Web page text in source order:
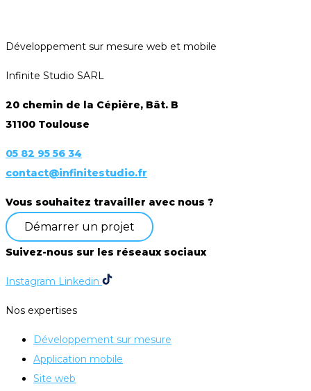
Développement sur mesure web et mobile
Infinite Studio SARL
20 chemin de la Cépière, Bât. B
31100 Toulouse
05 82 95 56 34
contact@infinitestudio.fr
Vous souhaitez travailler avec nous ?
Démarrer un projet
Suivez-nous sur les réseaux sociaux
Instagram Linkedin
Nos expertises
Développement sur mesure
Application mobile
Site web